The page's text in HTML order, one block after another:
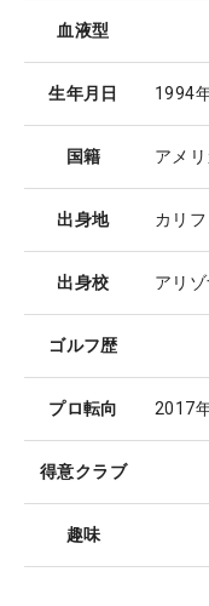
血液型
生年月日 1994
国籍 アメ
出身地 カリ
出身校 アリ
ゴルフ歴
プロ転向 2017
得意クラブ
趣味